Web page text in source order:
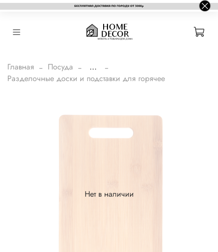
Главная Посуда
...
Разделочные доски и подставки для горячее
Нет в наличии